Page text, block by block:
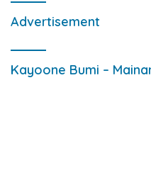
Advertisement
Kayoone Bumi –